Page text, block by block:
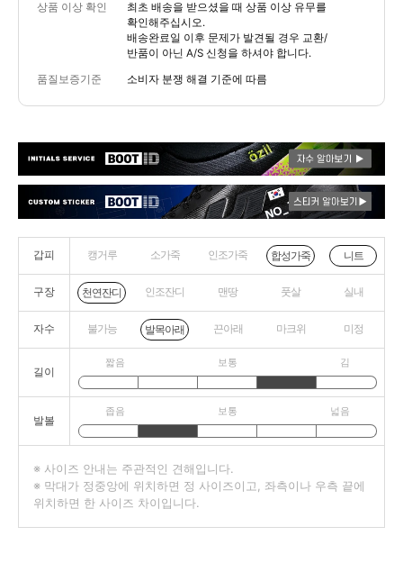
상품 이상 확인
최초 배송을 받으셨을 때 상품 이상 유무를
확인해주십시오.
배송완료일 이후 문제가 발견될 경우 교환/
반품이 아닌 A/S 신청을 하셔야 합니다.
품질보증기준 소비자 분쟁 해결 기준에 따름
갑피 캥거루 소가죽 인조가죽 합성가죽 니트
구장 천연잔디 인조잔디 맨땅 풋살 실내
자수 불가능 발목아래 끈아래 마크위 미정
길이
짧음 보통 김
발볼
좁음 보통 넓음
※ 사이즈 안내는 주관적인 견해입니다.
※ 막대가 정중앙에 위치하면 정 사이즈이고, 좌측이나 우측 끝에
위치하면 한 사이즈 차이입니다.